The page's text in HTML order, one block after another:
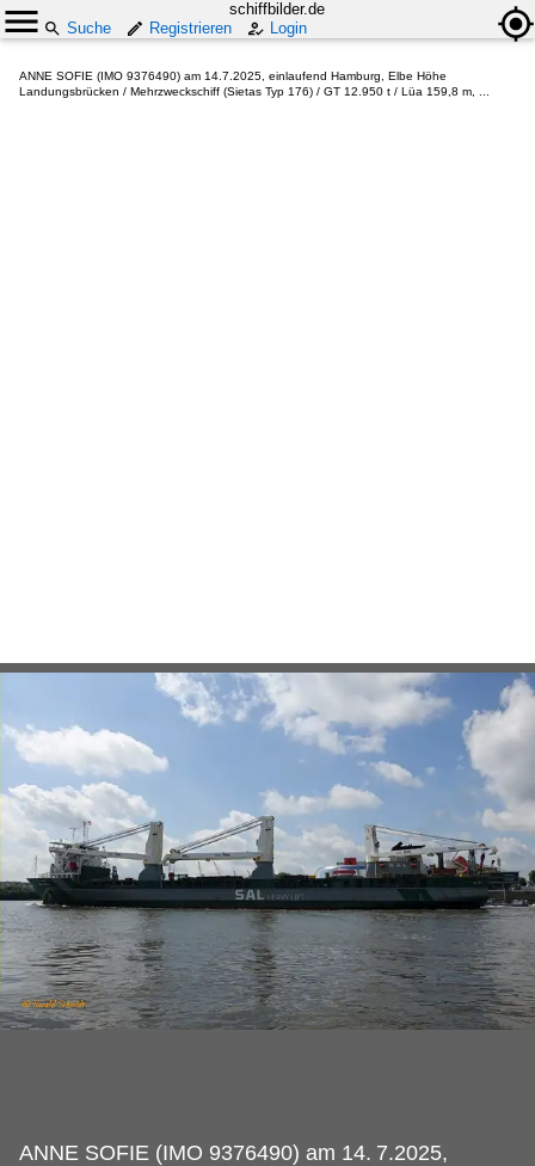
schiffbilder.de
Suche
Registrieren Login
ANNE SOFIE (IMO 9376490) am 14.7.2025, einlaufend Hamburg, Elbe Höhe
Landungsbrücken / Mehrzweckschiff (Sietas Typ 176) / GT 12.950 t / Lüa 159,8 m, ...
ANNE SOFIE (IMO 9376490) am 14. 7.2025,